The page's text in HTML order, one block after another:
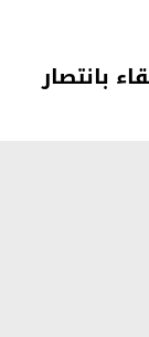
بانتصار